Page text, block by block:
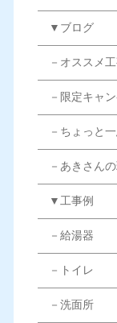
▼ブログ
－オススメ
－限定キャ
－ちょっと一
－あきさん
▼工事例
－給湯器
－トイレ
－洗面所